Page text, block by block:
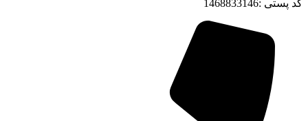
کد پستی :1468833146